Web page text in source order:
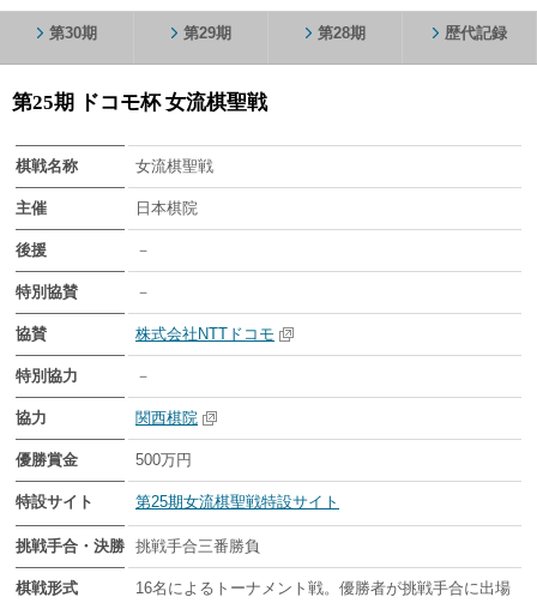
第30期 第29期 第28期 歴代記録
第25期 ドコモ杯 女流棋聖戦
棋戦名称 女流棋聖戦
主催 日本棋院
後援 －
特別協賛 －
協賛 株式会社NTTドコモ
特別協力 －
協力 関西棋院
優勝賞金 500万円
特設サイト 第25期女流棋聖戦特設サイト
挑戦手合・決勝 挑戦手合三番勝負
棋戦形式 16名によるトーナメント戦。優勝者が挑戦手合に出場